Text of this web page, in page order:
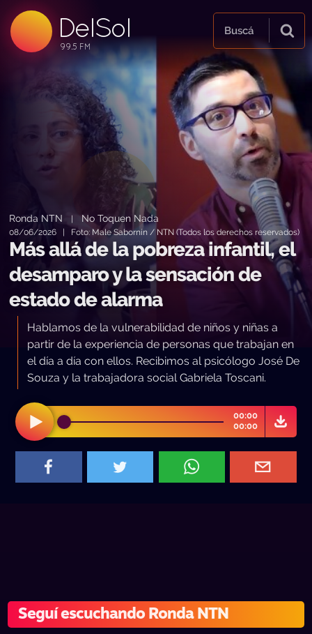
DelSol
99.5 FM
99.5 FM
99.5 FM
Buscá
Ronda NTN No Toquen Nada
08/06/2026 | Foto: Male Sabornín / NTN (Todos los derechos reservados)
Más allá de la pobreza infantil, el
desamparo y la sensación de
estado de alarma
Hablamos de la vulnerabilidad de niños y niñas a
partir de la experiencia de personas que trabajan en
el día a día con ellos. Recibimos al psicólogo José De
Souza y la trabajadora social Gabriela Toscani.
00:00
00:00
Seguí escuchando Ronda NTN